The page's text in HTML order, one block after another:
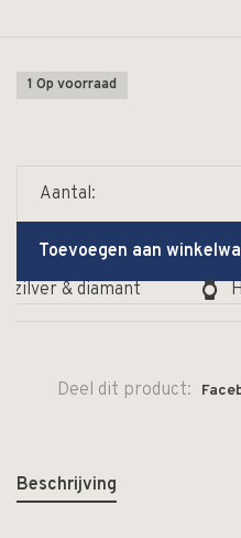
1 Op voorraad
Aantal:
Toevoegen aan
& diamant
Deel dit product:
Beschrijving